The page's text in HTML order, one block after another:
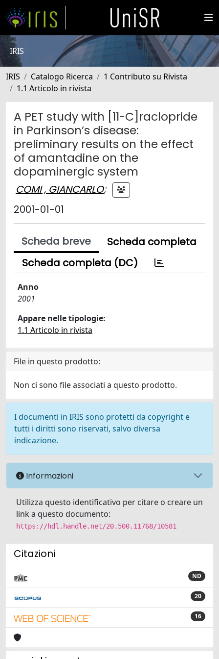
IRIS
IRIS Catalogo Ricerca
1 Contributo su Rivista
1.1 Articolo in rivista
A PET study with [11-C]raclopride
in Parkinson’s disease:
preliminary results on the effect
of amantadine on the
dopaminergic system
COMI , GIANCARLO;
2001-01-01
Scheda breve
Scheda completa
Scheda completa (DC)
Anno
2001
Appare nelle tipologie:
1.1 Articolo in rivista
File in questo prodotto:
Non ci sono file associati a questo prodotto.
I documenti in IRIS sono protetti da copyright e
tutti i diritti sono riservati, salvo diversa
indicazione.
Informazioni
Utilizza questo identificativo per citare o creare un
link a questo documento:
https://hdl.handle.net/20.500.11768/10581
Citazioni
ND
20
16